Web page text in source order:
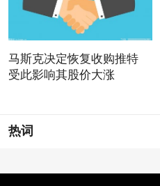
马斯克决定恢复收购推特
受此影响其股价大涨
热词